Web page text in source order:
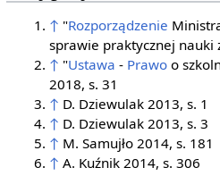
↑ "Rozporządzenie
sprawie praktycznej nauki
↑ "Ustawa - Prawo o
2018, s. 31
↑ D. Dziewulak 2013, s. 1
↑ D. Dziewulak 2013, s. 3
↑ M. Samujło 2014, s. 181
↑ A. Kuźnik 2014, s. 306